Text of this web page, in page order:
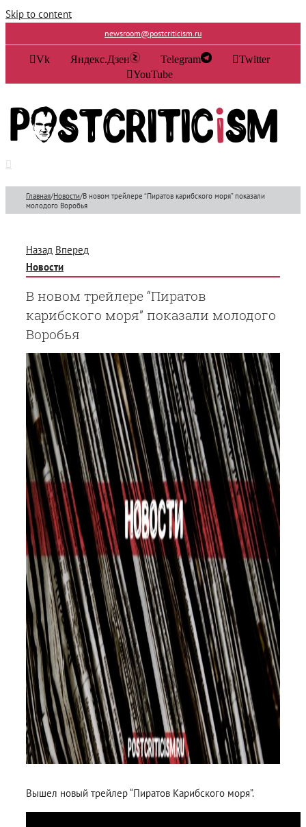
Skip to content
newsroom@postcriticism.ru
Vk Яндекс.Дзен Telegram
Twitter
YouTube
Главная/Новости/В новом трейлере “Пиратов карибского моря” показали
молодого Воробья
Назад Вперед
Новости
В новом трейлере “Пиратов
карибского моря” показали молодого
Воробья
Вышел новый трейлер “Пиратов Карибского моря”.